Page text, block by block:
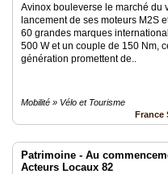
Avinox bouleverse le marché du
lancement de ses moteurs M2S
60 grandes marques
500 W et un couple de 150 Nm,
génération promettent de..
Mobilité » Vélo et Tourisme
France
Patrimoine - Au
Acteurs Locaux 82